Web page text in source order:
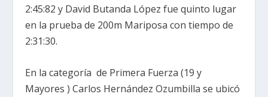
2:45:82 y David Butanda López fue quinto lugar
en la prueba de 200m Mariposa con tiempo de
2:31:30.
En la categoría de Primera Fuerza (19 y
Mayores ) Carlos Hernández Ozumbilla se ubicó